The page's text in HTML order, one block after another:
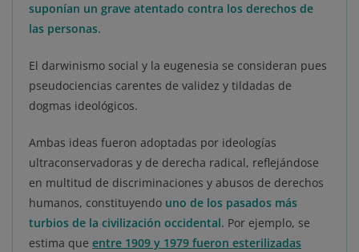
suponían un grave atentado contra los derechos de
las personas.
El darwinismo social y la eugenesia se consideran pues
pseudociencias carentes de validez y tildadas de
dogmas ideológicos.
Ambas ideas fueron adoptadas por ideologías
ultraconservadoras y de derecha radical, reflejándose
en multitud de discriminaciones y abusos de derechos
humanos, constituyendo uno de los pasados más
turbios de la civilización occidental. Por ejemplo, se
estima que entre 1909 y 1979 fueron esterilizadas